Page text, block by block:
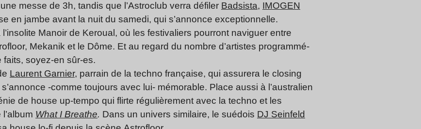
messe de 3h, tandis que l’Astroclub verra défiler Badsista, IMOGEN
en jambe avant la nuit du samedi, qui s’annonce exceptionnelle.
Manoir de Keroual, où les festivaliers pourront naviguer entre
Mekanik et le Dôme. Et au regard du nombre d’artistes programmé-
soyez-en sûr-es.
Laurent Garnier, parrain de la techno française, qui assurera le closing
-comme toujours avec lui- mémorable. Place aussi à l’australien
de house up-tempo qui flirte régulièrement avec la techno et les
What I Breathe. Dans un univers similaire, le suédois DJ Seinfeld